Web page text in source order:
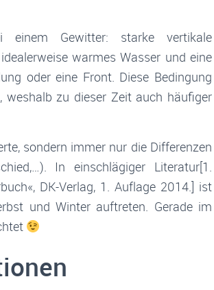
Gewitter: starke vertikale
warmes Wasser und eine
oder eine Front. Diese Bedingung
zu dieser Zeit auch häufiger
sondern immer nur die Differenzen
In einschlägiger Literatur[1.
DK-Verlag, 1. Auflage 2014.] ist
und Winter auftreten. Gerade im